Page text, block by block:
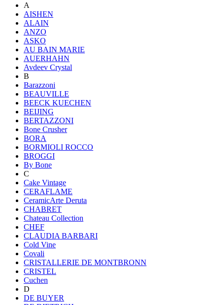
A
AISHEN
ALAIN
ANZO
ASKO
AU BAIN MARIE
AUERHAHN
Avdeev Crystal
B
Barazzoni
BEAUVILLE
BEECK KUECHEN
BEIJING
BERTAZZONI
Bone Crusher
BORA
BORMIOLI ROCCO
BROGGI
By Bone
C
Cake Vintage
CERAFLAME
CeramicArte Deruta
CHABRET
Chateau Collection
CHEF
CLAUDIA BARBARI
Cold Vine
Covali
CRISTALLERIE DE MONTBRONN
CRISTEL
Cuchen
D
DE BUYER